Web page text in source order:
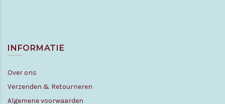
INFORMATIE
Over ons
Verzenden & Retourneren
Algemene voorwaarden